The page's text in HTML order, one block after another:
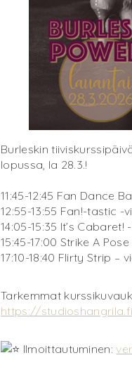
Burleskin
lopussa, la 28.3.!
11:45-12:45 Fan Dance
12:55-13:55 Fan!-tastic
14:05-15:35 It’s
15:45-17:00 Strike A
17:10-18:40 Flirty Strip –
Tarkemmat
https://
Ilmoittautuminen: